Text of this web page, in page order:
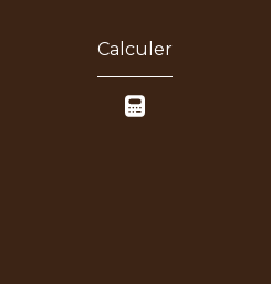
Calculer